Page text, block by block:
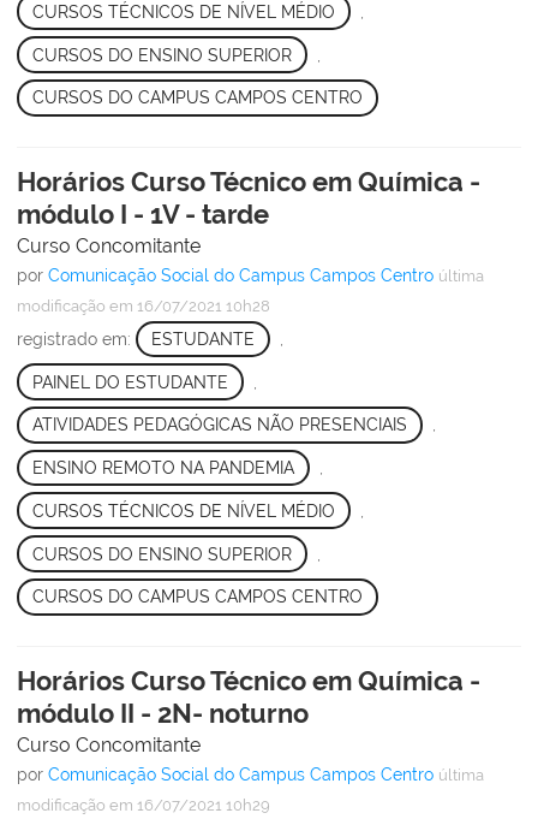
CURSOS TÉCNICOS DE NÍVEL MÉDIO
CURSOS DO ENSINO SUPERIOR
CURSOS DO CAMPUS CAMPOS CENTRO
Horários Curso Técnico em Química -
módulo I - 1V - tarde
Curso Concomitante
por Comunicação Social do Campus Campos Centro última
modificação em 16/07/2021 10h28
registrado em: ESTUDANTE
PAINEL DO ESTUDANTE
ATIVIDADES PEDAGÓGICAS NÃO PRESENCIAIS ,
ENSINO REMOTO NA PANDEMIA
CURSOS TÉCNICOS DE NÍVEL MÉDIO
CURSOS DO ENSINO SUPERIOR
CURSOS DO CAMPUS CAMPOS CENTRO
Horários Curso Técnico em Química -
módulo II - 2N- noturno
Curso Concomitante
por Comunicação Social do Campus Campos Centro última
modificação em 16/07/2021 10h29